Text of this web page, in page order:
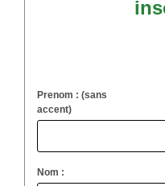
Prenom : (sans
accent)
Nom :